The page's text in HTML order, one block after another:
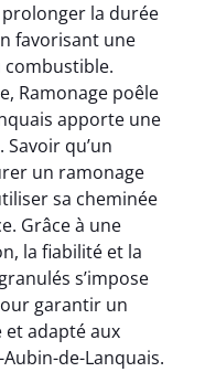
la durée
favorisant une
Ramonage poêle
apporte une
qu’un
un ramonage
sa cheminée
Grâce à une
la fiabilité et la
s’impose
garantir un
adapté aux
de-Lanquais.